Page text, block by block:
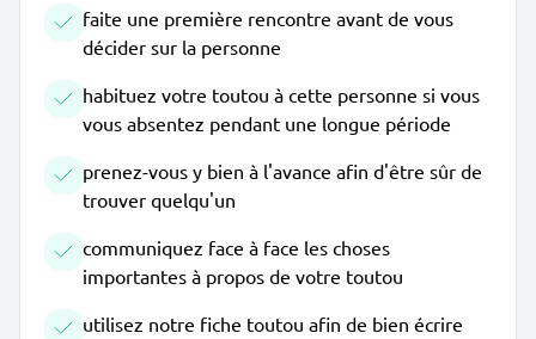
faite une première rencontre avant de vous
décider sur la personne
habituez votre toutou à cette personne si vous
vous absentez pendant une longue période
prenez-vous y bien à l'avance afin d'être sûr de
trouver quelqu'un
communiquez face à face les choses
importantes à propos de votre toutou
utilisez notre fiche toutou afin de bien écrire